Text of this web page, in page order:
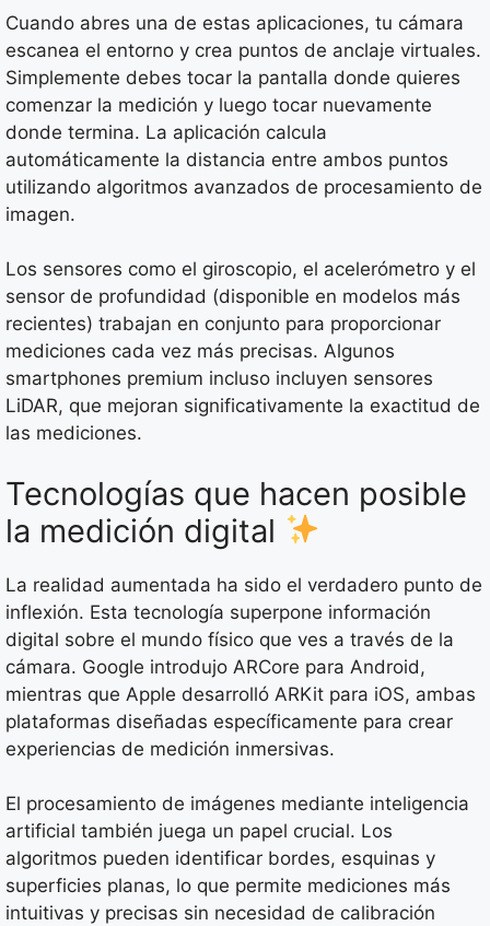
Cuando abres una de estas aplicaciones, tu cámara
escanea el entorno y crea puntos de anclaje virtuales.
Simplemente debes tocar la pantalla donde quieres
comenzar la medición y luego tocar nuevamente
donde termina. La aplicación calcula
automáticamente la distancia entre ambos puntos
utilizando algoritmos avanzados de procesamiento de
imagen.
Los sensores como el giroscopio, el acelerómetro y el
sensor de profundidad (disponible en modelos más
recientes) trabajan en conjunto para proporcionar
mediciones cada vez más precisas. Algunos
smartphones premium incluso incluyen sensores
LiDAR, que mejoran significativamente la exactitud de
las mediciones.
Tecnologías que hacen posible
la medición digital
La realidad aumentada ha sido el verdadero punto de
inflexión. Esta tecnología superpone información
digital sobre el mundo físico que ves a través de la
cámara. Google introdujo ARCore para Android,
mientras que Apple desarrolló ARKit para iOS, ambas
plataformas diseñadas específicamente para crear
experiencias de medición inmersivas.
El procesamiento de imágenes mediante inteligencia
artificial también juega un papel crucial. Los
algoritmos pueden identificar bordes, esquinas y
superficies planas, lo que permite mediciones más
intuitivas y precisas sin necesidad de calibración